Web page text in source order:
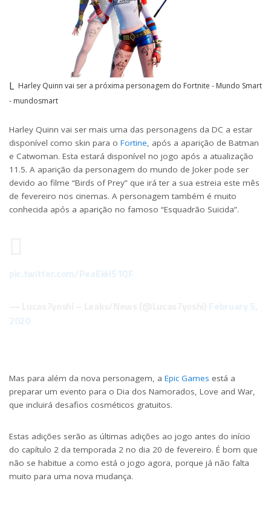
Harley Quinn vai ser a próxima personagem do Fortnite - Mundo Smart
- mundosmart
Harley Quinn vai ser mais uma das personagens da DC a estar
disponível como skin para o Fortine, após a aparição de Batman
e Catwoman. Esta estará disponível no jogo após a atualização
11.5. A aparição da personagem do mundo de Joker pode ser
devido ao filme “Birds of Prey” que irá ter a sua estreia este mês
de fevereiro nos cinemas. A personagem também é muito
conhecida após a aparição no famoso “Esquadrão Suicida”.
pic.twitter.com/PeaEkH51QF
February 5,
2020
Mas para além da nova personagem, a Epic Games está a
preparar um evento para o Dia dos Namorados, Love and War,
que incluirá desafios cosméticos gratuitos.
Estas adições serão as últimas adições ao jogo antes do início
do capítulo 2 da temporada 2 no dia 20 de fevereiro. É bom que
não se habitue a como está o jogo agora, porque já não falta
muito para uma nova mudança.